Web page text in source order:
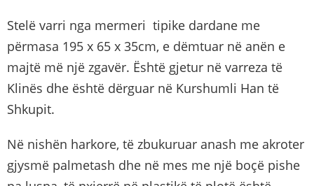
Stelë varri nga mermeri tipike dardane me
përmasa 195 x 65 x 35cm, e dëmtuar në anën e
majtë më një zgavër. Është gjetur në varreza të
Klinës dhe është dërguar në Kurshumli Han të
Shkupit.
Në nishën harkore, të zbukuruar anash me akroter
gjysmë palmetash dhe në mes me një boçë pishe